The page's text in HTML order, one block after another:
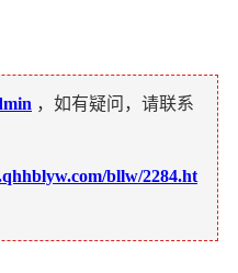
，如有疑问，请联系
bllw/2284.ht